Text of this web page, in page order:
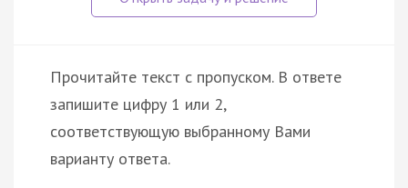
Прочитайте текст с пропуском. В ответе
запишите цифру 1 или 2,
соответствующую выбранному Вами
варианту ответа.